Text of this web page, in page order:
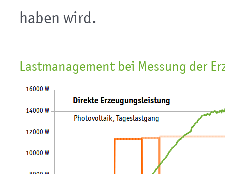
haben wird.
Lastmanagement bei Messung der